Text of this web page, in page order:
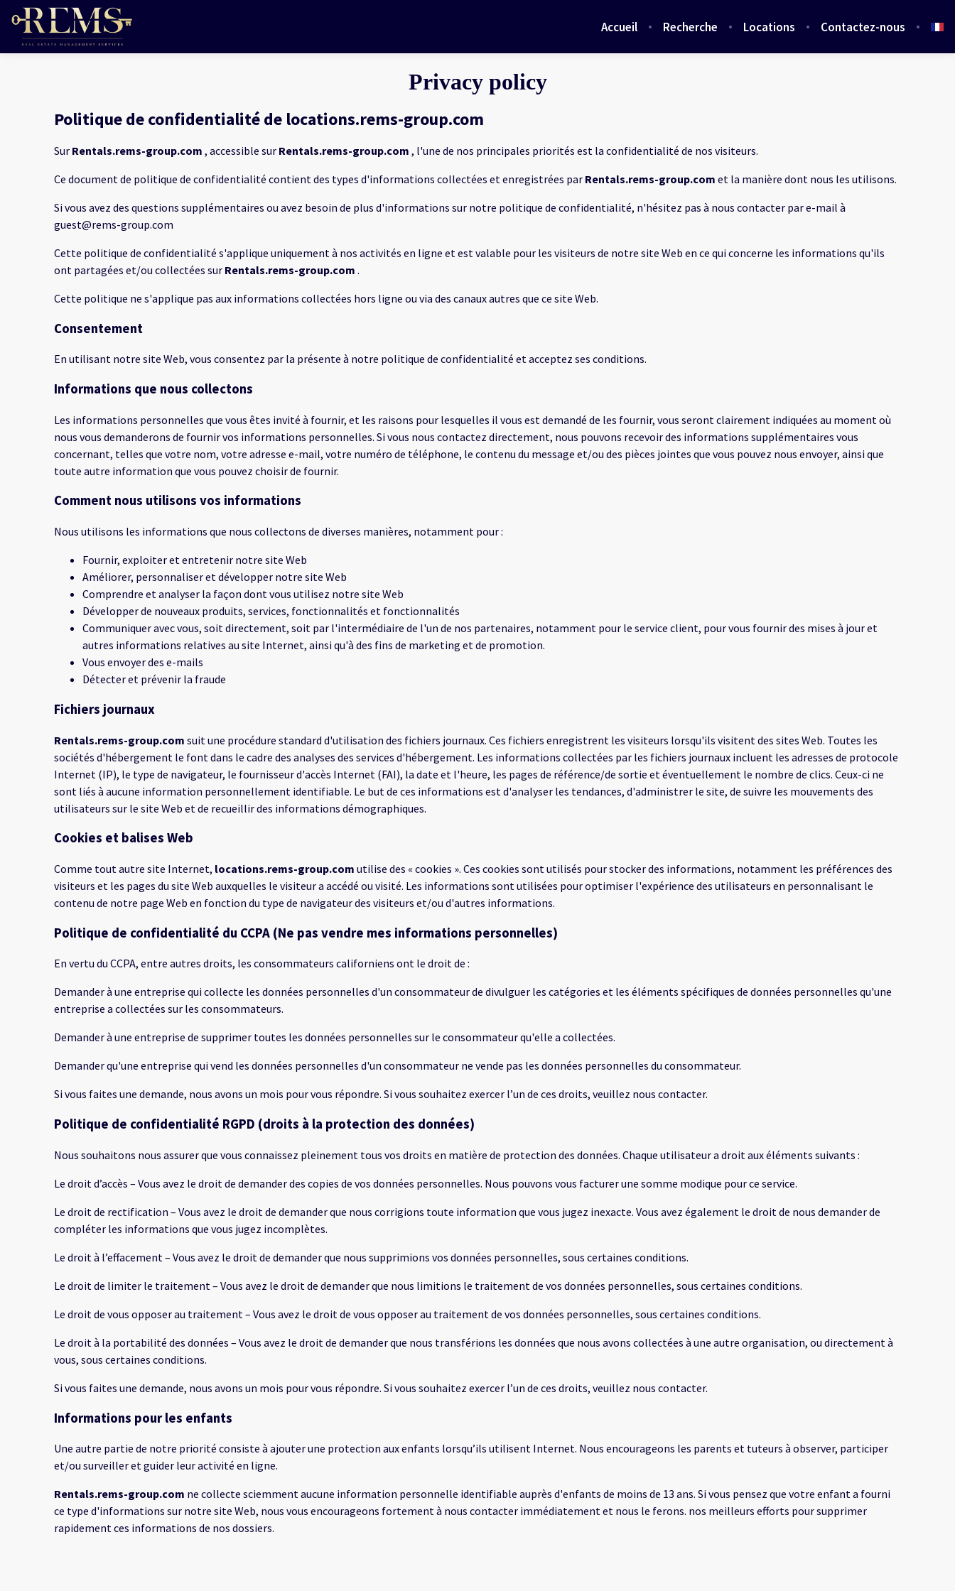
Accueil Recherche Locations Contactez-nous
Privacy policy
Politique de confidentialité de locations.rems-group.com
Sur Rentals.rems-group.com , accessible sur Rentals.rems-group.com , l'une de nos principales priorités est la confidentialité de nos visiteurs.
Ce document de politique de confidentialité contient des types d'informations collectées et enregistrées par Rentals.rems-group.com et la manière dont nous les utilisons.
Si vous avez des questions supplémentaires ou avez besoin de plus d'informations sur notre politique de confidentialité, n'hésitez pas à nous contacter par e-mail à
guest@rems-group.com
Cette politique de confidentialité s'applique uniquement à nos activités en ligne et est valable pour les visiteurs de notre site Web en ce qui concerne les informations qu'ils
ont partagées et/ou collectées sur Rentals.rems-group.com .
Cette politique ne s'applique pas aux informations collectées hors ligne ou via des canaux autres que ce site Web.
Consentement
En utilisant notre site Web, vous consentez par la présente à notre politique de confidentialité et acceptez ses conditions.
Informations que nous collectons
Les informations personnelles que vous êtes invité à fournir, et les raisons pour lesquelles il vous est demandé de les fournir, vous seront clairement indiquées au moment où
nous vous demanderons de fournir vos informations personnelles. Si vous nous contactez directement, nous pouvons recevoir des informations supplémentaires vous
concernant, telles que votre nom, votre adresse e-mail, votre numéro de téléphone, le contenu du message et/ou des pièces jointes que vous pouvez nous envoyer, ainsi que
toute autre information que vous pouvez choisir de fournir.
Comment nous utilisons vos informations
Nous utilisons les informations que nous collectons de diverses manières, notamment pour :
Fournir, exploiter et entretenir notre site Web
Améliorer, personnaliser et développer notre site Web
Comprendre et analyser la façon dont vous utilisez notre site Web
Développer de nouveaux produits, services, fonctionnalités et fonctionnalités
Communiquer avec vous, soit directement, soit par l'intermédiaire de l'un de nos partenaires, notamment pour le service client, pour vous fournir des mises à jour et
autres informations relatives au site Internet, ainsi qu'à des fins de marketing et de promotion.
Vous envoyer des e-mails
Détecter et prévenir la fraude
Fichiers journaux
Rentals.rems-group.com suit une procédure standard d'utilisation des fichiers journaux. Ces fichiers enregistrent les visiteurs lorsqu'ils visitent des sites Web. Toutes les
sociétés d'hébergement le font dans le cadre des analyses des services d'hébergement. Les informations collectées par les fichiers journaux incluent les adresses de protocole
Internet (IP), le type de navigateur, le fournisseur d'accès Internet (FAI), la date et l'heure, les pages de référence/de sortie et éventuellement le nombre de clics. Ceux-ci ne
sont liés à aucune information personnellement identifiable. Le but de ces informations est d'analyser les tendances, d'administrer le site, de suivre les mouvements des
utilisateurs sur le site Web et de recueillir des informations démographiques.
Cookies et balises Web
Comme tout autre site Internet, locations.rems-group.com utilise des « cookies ». Ces cookies sont utilisés pour stocker des informations, notamment les préférences des
visiteurs et les pages du site Web auxquelles le visiteur a accédé ou visité. Les informations sont utilisées pour optimiser l'expérience des utilisateurs en personnalisant le
contenu de notre page Web en fonction du type de navigateur des visiteurs et/ou d'autres informations.
Politique de confidentialité du CCPA (Ne pas vendre mes informations personnelles)
En vertu du CCPA, entre autres droits, les consommateurs californiens ont le droit de :
Demander à une entreprise qui collecte les données personnelles d'un consommateur de divulguer les catégories et les éléments spécifiques de données personnelles qu'une
entreprise a collectées sur les consommateurs.
Demander à une entreprise de supprimer toutes les données personnelles sur le consommateur qu'elle a collectées.
Demander qu'une entreprise qui vend les données personnelles d'un consommateur ne vende pas les données personnelles du consommateur.
Si vous faites une demande, nous avons un mois pour vous répondre. Si vous souhaitez exercer l’un de ces droits, veuillez nous contacter.
Politique de confidentialité RGPD (droits à la protection des données)
Nous souhaitons nous assurer que vous connaissez pleinement tous vos droits en matière de protection des données. Chaque utilisateur a droit aux éléments suivants :
Le droit d’accès – Vous avez le droit de demander des copies de vos données personnelles. Nous pouvons vous facturer une somme modique pour ce service.
Le droit de rectification – Vous avez le droit de demander que nous corrigions toute information que vous jugez inexacte. Vous avez également le droit de nous demander de
compléter les informations que vous jugez incomplètes.
Le droit à l’effacement – Vous avez le droit de demander que nous supprimions vos données personnelles, sous certaines conditions.
Le droit de limiter le traitement – Vous avez le droit de demander que nous limitions le traitement de vos données personnelles, sous certaines conditions.
Le droit de vous opposer au traitement – Vous avez le droit de vous opposer au traitement de vos données personnelles, sous certaines conditions.
Le droit à la portabilité des données – Vous avez le droit de demander que nous transférions les données que nous avons collectées à une autre organisation, ou directement à
vous, sous certaines conditions.
Si vous faites une demande, nous avons un mois pour vous répondre. Si vous souhaitez exercer l’un de ces droits, veuillez nous contacter.
Informations pour les enfants
Une autre partie de notre priorité consiste à ajouter une protection aux enfants lorsqu’ils utilisent Internet. Nous encourageons les parents et tuteurs à observer, participer
et/ou surveiller et guider leur activité en ligne.
Rentals.rems-group.com ne collecte sciemment aucune information personnelle identifiable auprès d'enfants de moins de 13 ans. Si vous pensez que votre enfant a fourni
ce type d'informations sur notre site Web, nous vous encourageons fortement à nous contacter immédiatement et nous le ferons. nos meilleurs efforts pour supprimer
rapidement ces informations de nos dossiers.